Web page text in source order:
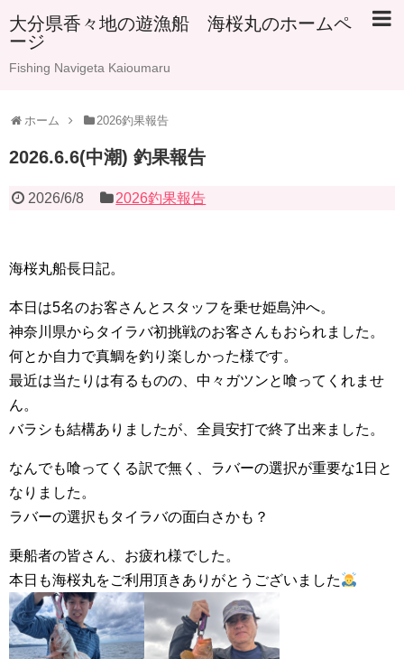
大分県香々地の遊漁船 海桜丸のホームペ
ージ
Fishing Navigeta Kaioumaru
ホーム 2026釣果報告
2026.6.6(中潮) 釣果報告
2026/6/8 2026釣果報告
海桜丸船長日記。
本日は5名のお客さんとスタッフを乗せ姫島沖へ。
神奈川県からタイラバ初挑戦のお客さんもおられました。
何とか自力で真鯛を釣り楽しかった様です。
最近は当たりは有るものの、中々ガツンと喰ってくれませ
ん。
バラシも結構ありましたが、全員安打で終了出来ました。
なんでも喰ってくる訳で無く、ラバーの選択が重要な1日と
なりました。
ラバーの選択もタイラバの面白さかも？
乗船者の皆さん、お疲れ様でした。
本日も海桜丸をご利用頂きありがとうございました